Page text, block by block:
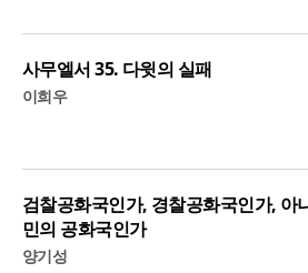
사무엘서 35. 다윗의 실패
이희우
검찰공화국인가, 경찰공화국인가, 아
민의 공화국인가
양기성